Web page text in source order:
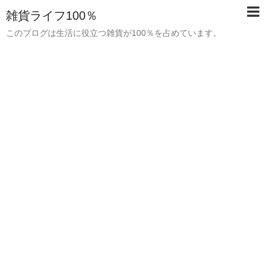
雑貨ライフ100％
このブログは生活に役立つ雑貨が100％を占めています。